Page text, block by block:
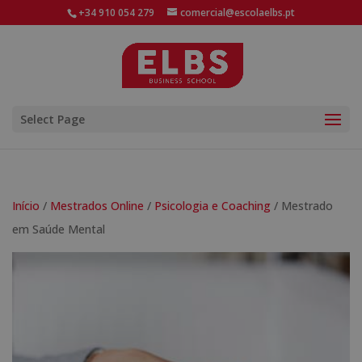
+34 910 054 279 comercial@escolaelbs.pt
Select Page
Início / Mestrados Online / Psicologia e Coaching / Mestrado
em Saúde Mental